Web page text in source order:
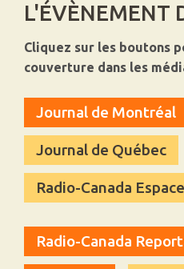
LIENS UTILES
DOCUMENTATION
L'ÉVÈNEMENT
Cliquez sur les boutons
couverture dans les
Journal de Montréal
Journal de Québec
Radio-Canada
Radio-Canada